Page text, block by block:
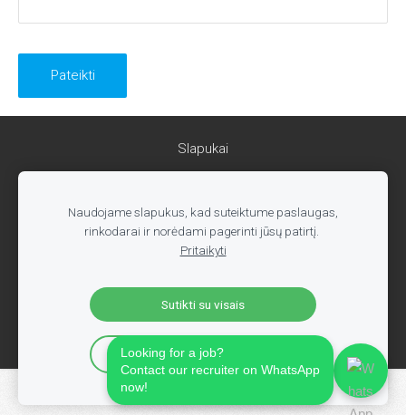
Slapukai
Patirtis Olandijoje
info@olandija.nl
www.olandija.nl
Looking for a job?
Contact our recruiter on WhatsApp
now!
Naudojame slapukus, kad suteiktume paslaugas,
rinkodarai ir norėdami pagerinti jūsų patirtį.
Pritaikyti
Sutikti su visais
Sutikti tik su būtinais